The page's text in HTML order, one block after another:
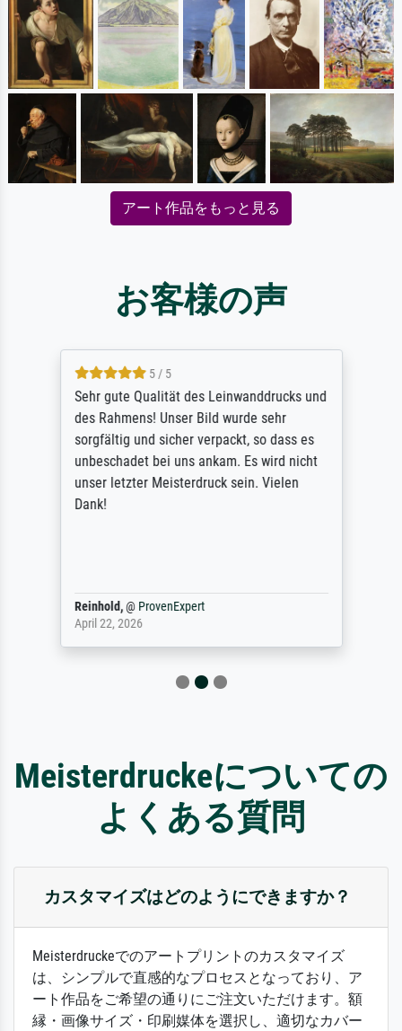
アート作品をもっと見る
お客様の声
5 / 5
Sehr gute Qualität des Leinwanddrucks und
des Rahmens! Unser Bild wurde sehr
sorgfältig und sicher verpackt, so dass es
unbeschadet bei uns ankam. Es wird nicht
unser letzter Meisterdruck sein. Vielen
Dank!
Reinhold,@ ProvenExpert
April 22, 2026
Meisterdruckeについての
よくある質問
カスタマイズはどのようにできますか？
Meisterdruckeでのアートプリントのカスタマイズ
は、シンプルで直感的なプロセスとなっており、ア
ート作品をご希望の通りにご注文いただけます。額
縁・画像サイズ・印刷媒体を選択し、適切なカバー